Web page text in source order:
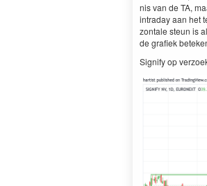
nis van de TA,
intra­day aan het
zon­tale ste­un is
de grafiek
Sig­ni­fy op